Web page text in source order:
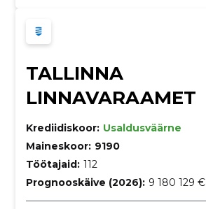
TALLINNA
LINNAVARAAMET
Krediidiskoor: Usaldusväärne
Maineskoor: 9190
Töötajaid: 112
Prognooskäive (2026): 9 180 129 €